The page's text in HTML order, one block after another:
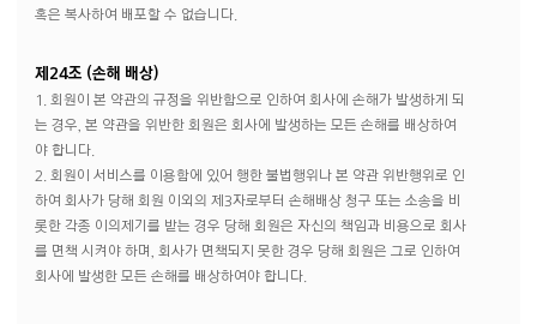
혹은 복사하여 배포할 수 없습니다.
제24조 (손해 배상)
1. 회원이 본 약관의 규정을 위반함으로 인하여 회사에 손해가 발생하게 되
는 경우, 본 약관을 위반한 회원은 회사에 발생하는 모든 손해를 배상하여
야 합니다.
2. 회원이 서비스를 이용함에 있어 행한 불법행위나 본 약관 위반행위로 인
하여 회사가 당해 회원 이외의 제3자로부터 손해배상 청구 또는 소송을 비
롯한 각종 이의제기를 받는 경우 당해 회원은 자신의 책임과 비용으로 회사
를 면책 시켜야 하며, 회사가 면책되지 못한 경우 당해 회원은 그로 인하여
회사에 발생한 모든 손해를 배상하여야 합니다.